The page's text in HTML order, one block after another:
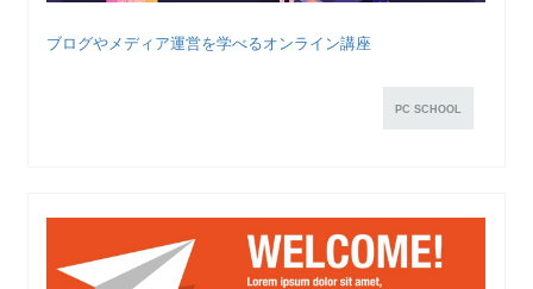
ブログやメディア運営を学べるオンライン講座
PC SCHOOL